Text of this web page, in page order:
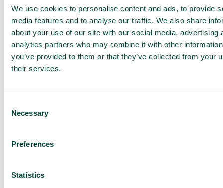
We use cookies to personalise content and ads, to provide
media features and to analyse our traffic. We also share
about your use of our site with our social media, advertising
analytics partners who may combine it with other
you’ve provided to them or that they’ve collected from your
their services.
Selection
Necessary
Preferences
Statistics
La plateforme de